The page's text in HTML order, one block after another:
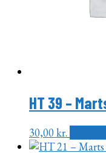
HT 39 –
30,00kr.